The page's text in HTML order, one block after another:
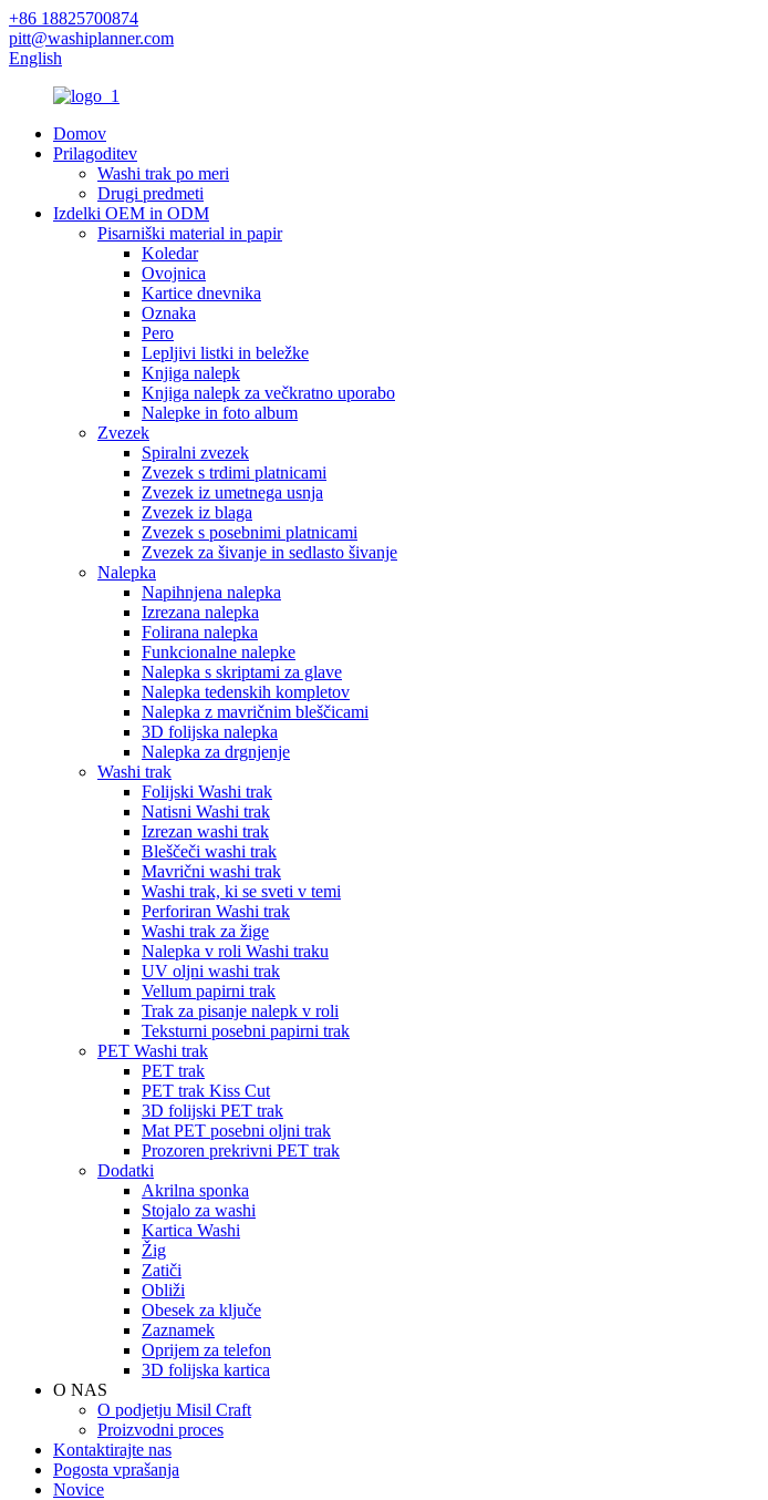
+86 18825700874
pitt@washiplanner.com
English
Domov
Prilagoditev
Washi trak po meri
Drugi predmeti
Izdelki OEM in ODM
Pisarniški material in papir
Koledar
Ovojnica
Kartice dnevnika
Oznaka
Pero
Lepljivi listki in beležke
Knjiga nalepk
Knjiga nalepk za večkratno uporabo
Nalepke in foto album
Zvezek
Spiralni zvezek
Zvezek s trdimi platnicami
Zvezek iz umetnega usnja
Zvezek iz blaga
Zvezek s posebnimi platnicami
Zvezek za šivanje in sedlasto šivanje
Nalepka
Napihnjena nalepka
Izrezana nalepka
Folirana nalepka
Funkcionalne nalepke
Nalepka s skriptami za glave
Nalepka tedenskih kompletov
Nalepka z mavričnim bleščicami
3D folijska nalepka
Nalepka za drgnjenje
Washi trak
Folijski Washi trak
Natisni Washi trak
Izrezan washi trak
Bleščeči washi trak
Mavrični washi trak
Washi trak, ki se sveti v temi
Perforiran Washi trak
Washi trak za žige
Nalepka v roli Washi traku
UV oljni washi trak
Vellum papirni trak
Trak za pisanje nalepk v roli
Teksturni posebni papirni trak
PET Washi trak
PET trak
PET trak Kiss Cut
3D folijski PET trak
Mat PET posebni oljni trak
Prozoren prekrivni PET trak
Dodatki
Akrilna sponka
Stojalo za washi
Kartica Washi
Žig
Zatiči
Obliži
Obesek za ključe
Zaznamek
Oprijem za telefon
3D folijska kartica
O NAS
O podjetju Misil Craft
Proizvodni proces
Kontaktirajte nas
Pogosta vprašanja
Novice